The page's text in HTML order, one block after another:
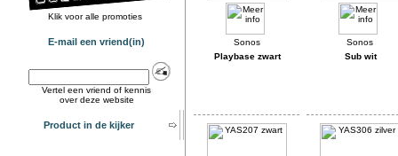
Klik voor alle promoties
E-mail een vriend(in)
Vertel een vriend of kennis
over deze website
Product in de kijker
Playbase zwart Sub wit